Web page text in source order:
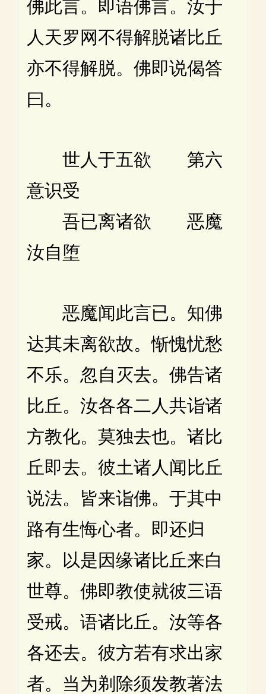
佛此言。即语佛言。汝于
人天罗网不得解脱诸比丘
亦不得解脱。佛即说偈答
曰。
世人于五欲 第六
意识受
吾已离诸欲 恶魔
汝自堕
恶魔闻此言已。知佛
达其未离欲故。惭愧忧愁
不乐。忽自灭去。佛告诸
比丘。汝各各二人共诣诸
方教化。莫独去也。诸比
丘即去。彼土诸人闻比丘
说法。皆来诣佛。于其中
路有生悔心者。即还归
家。以是因缘诸比丘来白
世尊。佛即教使就彼三语
受戒。语诸比丘。汝等各
各还去。彼方若有求出家
者。当为剃除须发教著法